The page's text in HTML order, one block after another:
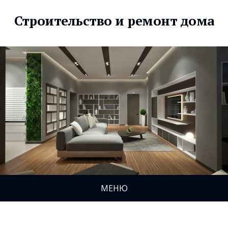
Строительство и ремонт дома
МЕНЮ